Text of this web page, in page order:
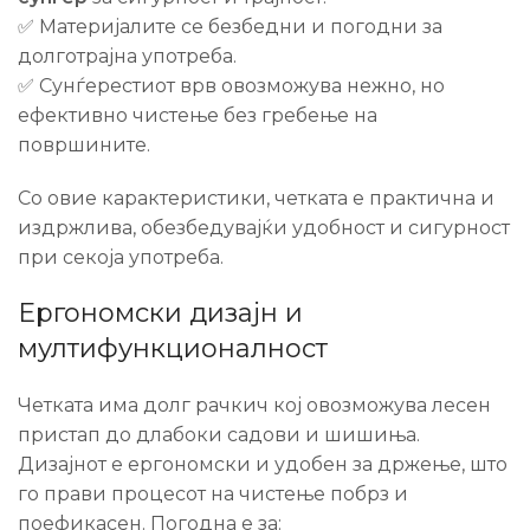
✅ Материјалите се безбедни и погодни за
долготрајна употреба.
✅ Сунѓерестиот врв овозможува нежно, но
ефективно чистење без гребење на
површините.
Со овие карактеристики, четката е практична и
издржлива, обезбедувајќи удобност и сигурност
при секоја употреба.
Ергономски дизајн и
мултифункционалност
Четката има долг рачкич кој овозможува лесен
пристап до длабоки садови и шишиња.
Дизајнот е ергономски и удобен за држење, што
го прави процесот на чистење побрз и
поефикасен. Погодна е за: